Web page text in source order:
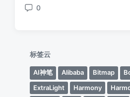
日
签
评
0
标签云
AI神笔 Alibaba Bitmap
ExtraLight
Harmony